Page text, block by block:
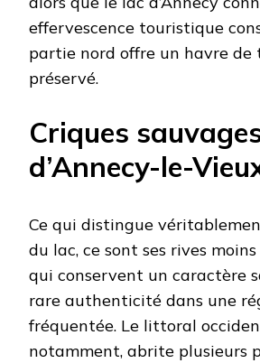
effervescence touristique
partie nord offre un havre
préservé.
Criques
d’Annecy-le-
Ce qui distingue
du lac, ce sont ses rives
qui conservent un caractère
rare authenticité dans une
fréquentée. Le littoral
notamment, abrite plusieurs